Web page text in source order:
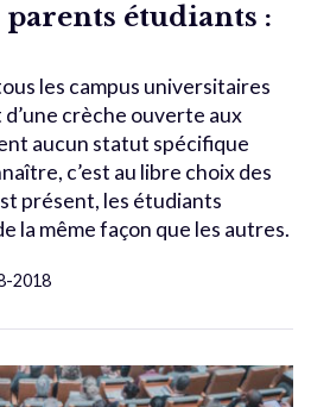
étudiants :
les campus universitaires
crèche ouverte aux
aucun statut spécifique
c’est au libre choix des
présent, les étudiants
la même façon que les autres.
2018